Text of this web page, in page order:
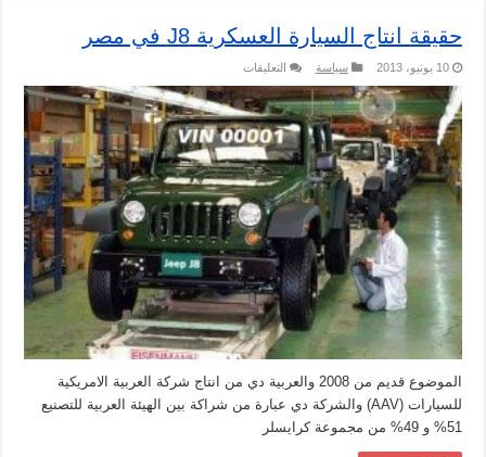
حقيقة انتاج السيارة العسكرية J8 في مصر
10 يونيو، 2013 سياسة التعليقات
انتاج
السيارة
العسكرية
J8
في
مصر
مغلقة
الموضوع قديم من 2008 والعربية دي من انتاج شركة العربية الامريكية
للسيارات (AAV) والشركة دي عبارة من شراكة بين الهيئة العربية للتصنيع
51% و 49% من مجموعة كرايسلر